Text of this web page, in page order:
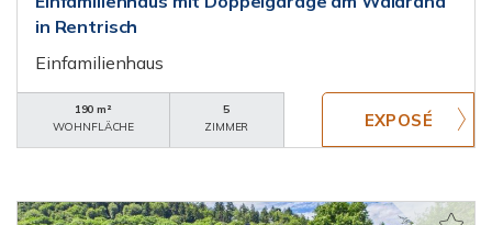
in Rentrisch
Einfamilienhaus
190 m²
WOHNFLÄCHE
5
ZIMMER